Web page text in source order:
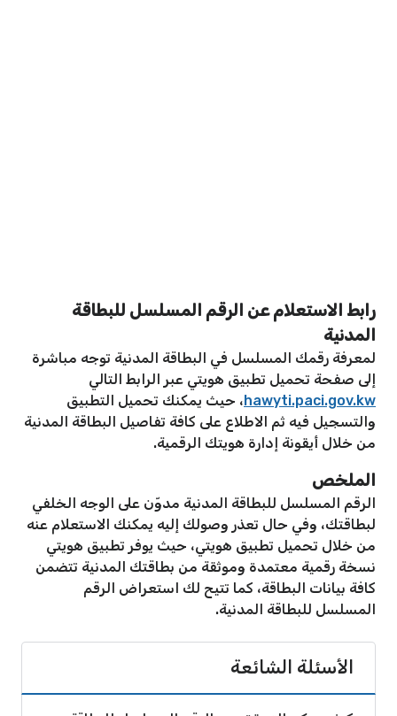
رابط الاستعلام عن الرقم المسلسل للبطاقة
المدنية
لمعرفة رقمك المسلسل في البطاقة المدنية توجه مباشرة
إلى صفحة تحميل تطبيق هويتي عبر الرابط التالي
hawyti.paci.gov.kw ، حيث يمكنك تحميل التطبيق
والتسجيل فيه ثم الاطلاع على كافة تفاصيل البطاقة المدنية
من خلال أيقونة إدارة هويتك الرقمية.
الملخص
الرقم المسلسل للبطاقة المدنية مدوّن على الوجه الخلفي
لبطاقتك، وفي حال تعذر وصولك إليه يمكنك الاستعلام عنه
من خلال تحميل تطبيق هويتي، حيث يوفر تطبيق هويتي
نسخة رقمية معتمدة وموثقة من بطاقتك المدنية تتضمن
كافة بيانات البطاقة، كما تتيح لك استعراض الرقم
المسلسل للبطاقة المدنية.
الأسئلة الشائعة